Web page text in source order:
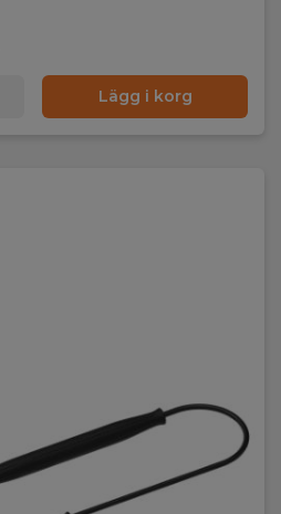
Lägg i korg